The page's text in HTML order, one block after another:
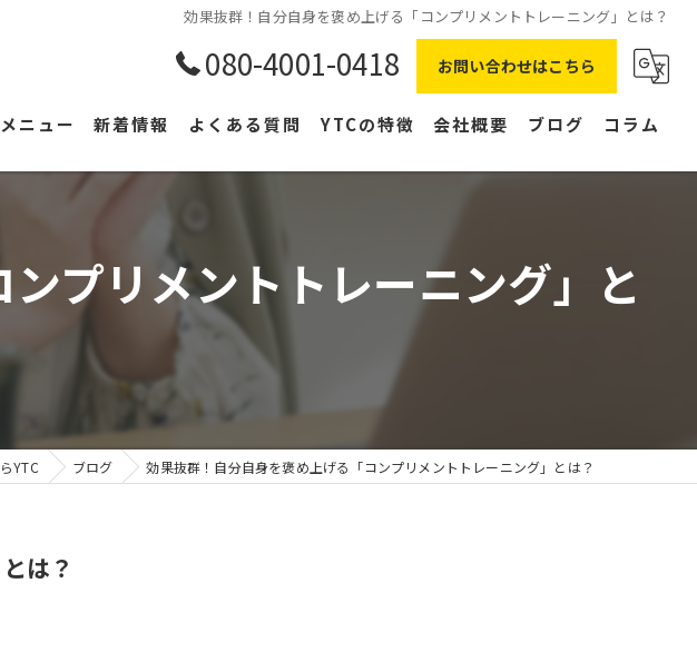
効果抜群！自分自身を褒め上げる「コンプリメントトレーニング」とは？
080-4001-0418 お問い合わせはこちら
メニュー 新着情報 よくある質問 YTCの特徴
副業
右脳
会社概要 ブログ コラム
プリメントトレーニング」と
YTC ブログ 効果抜群！自分自身を褒め上げる「コンプリメントトレーニング」とは？
は？